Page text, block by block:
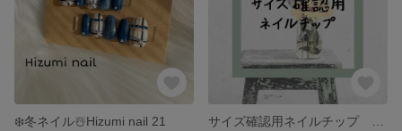
❄️冬ネイル☃️Hizumi nail 21